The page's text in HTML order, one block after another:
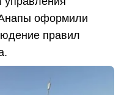
оформили
правил